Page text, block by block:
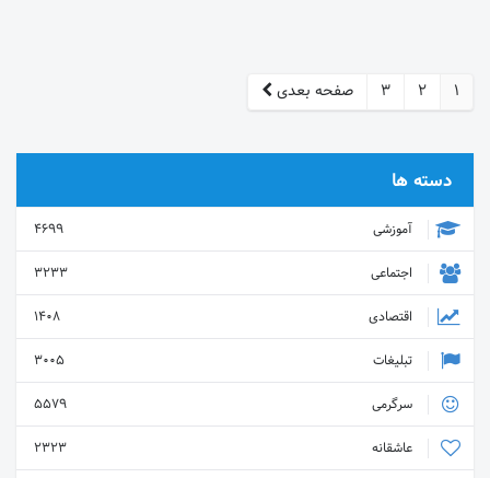
1
2
3 صفحه بعدی
دسته ها
آموزشی
4699
اجتماعی
3233
اقتصادی
1408
تبلیغات
3005
سرگرمی
5579
عاشقانه
2323